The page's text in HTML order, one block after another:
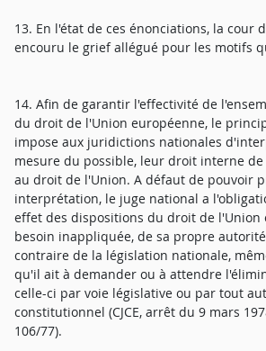
13. En l'état de ces énonciations, la cour
encouru le grief allégué pour les motifs
14. Afin de garantir l'effectivité de
du droit de l'Union européenne, le
impose aux juridictions nationales
mesure du possible, leur droit interne
au droit de l'Union. A défaut de pouvoir
interprétation, le juge national a
effet des dispositions du droit de l'Union
besoin inappliquée, de sa propre
contraire de la législation nationale,
qu'il ait à demander ou à attendre
celle-ci par voie législative ou par tout
constitutionnel (CJCE, arrêt du 9 mars
106/77).